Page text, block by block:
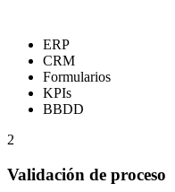
ERP
CRM
Formularios
KPIs
BBDD
2
Validación de proceso